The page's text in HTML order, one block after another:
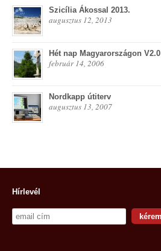
Szicília Ákossal 2013.
augusztus 12, 2013
Hét nap Magyarországon V2.0
február 14, 2006
Nordkapp útiterv
augusztus 13, 2007
Hírlevél